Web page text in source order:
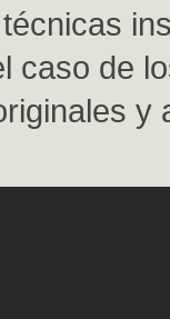
caso de
y